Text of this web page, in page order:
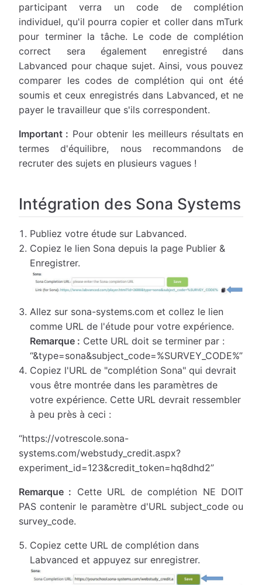
participant verra un code de complétion
individuel, qu'il pourra copier et coller dans mTurk
pour terminer la tâche. Le code de complétion
correct sera également enregistré dans
Labvanced pour chaque sujet. Ainsi, vous pouvez
comparer les codes de complétion qui ont été
soumis et ceux enregistrés dans Labvanced, et ne
payer le travailleur que s'ils correspondent.
Important : Pour obtenir les meilleurs résultats en
termes d'équilibre, nous recommandons de
recruter des sujets en plusieurs vagues !
Intégration des Sona Systems
Publiez votre étude sur Labvanced.
Copiez le lien Sona depuis la page Publier &
Enregistrer.
Allez sur sona-systems.com et collez le lien
comme URL de l'étude pour votre expérience.
Remarque : Cette URL doit se terminer par :
“&type=sona&subject_code=%SURVEY_CODE%”
Copiez l'URL de "complétion Sona" qui devrait
vous être montrée dans les paramètres de
votre expérience. Cette URL devrait ressembler
à peu près à ceci :
“https://votrescole.sona-
systems.com/webstudy_credit.aspx?
experiment_id=123&credit_token=hq8dhd2”
Remarque : Cette URL de complétion NE DOIT
PAS contenir le paramètre d'URL subject_code ou
survey_code.
Copiez cette URL de complétion dans
Labvanced et appuyez sur enregistrer.